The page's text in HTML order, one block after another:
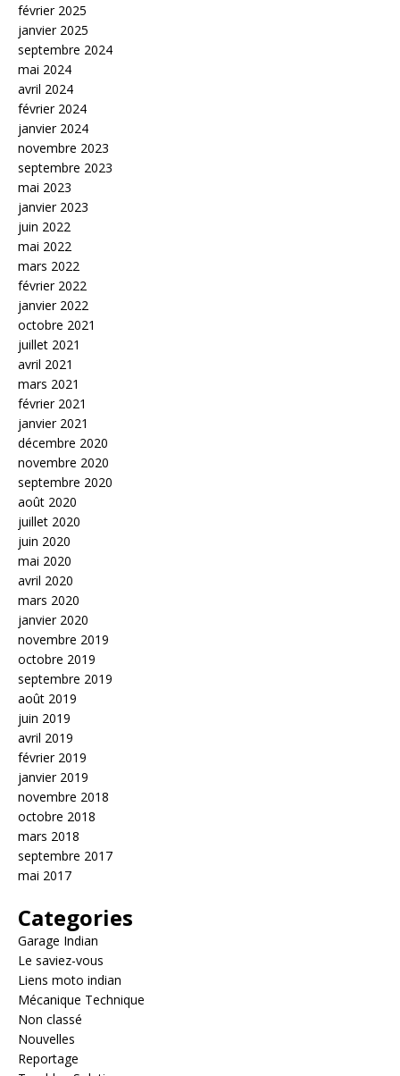
février 2025
janvier 2025
septembre 2024
mai 2024
avril 2024
février 2024
janvier 2024
novembre 2023
septembre 2023
mai 2023
janvier 2023
juin 2022
mai 2022
mars 2022
février 2022
janvier 2022
octobre 2021
juillet 2021
avril 2021
mars 2021
février 2021
janvier 2021
décembre 2020
novembre 2020
septembre 2020
août 2020
juillet 2020
juin 2020
mai 2020
avril 2020
mars 2020
janvier 2020
novembre 2019
octobre 2019
septembre 2019
août 2019
juin 2019
avril 2019
février 2019
janvier 2019
novembre 2018
octobre 2018
mars 2018
septembre 2017
mai 2017
Categories
Garage Indian
Le saviez-vous
Liens moto indian
Mécanique Technique
Non classé
Nouvelles
Reportage